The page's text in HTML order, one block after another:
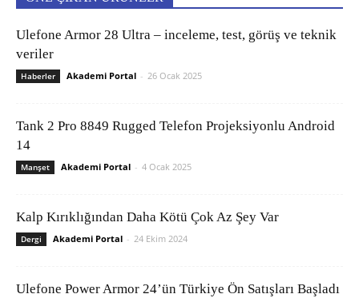
Ulefone Armor 28 Ultra – inceleme, test, görüş ve teknik
veriler
Haberler Akademi Portal - 26 Ocak 2025
Tank 2 Pro 8849 Rugged Telefon Projeksiyonlu Android
14
Manşet Akademi Portal - 4 Ocak 2025
Kalp Kırıklığından Daha Kötü Çok Az Şey Var
Dergi Akademi Portal - 24 Ekim 2024
Ulefone Power Armor 24’ün Türkiye Ön Satışları Başladı